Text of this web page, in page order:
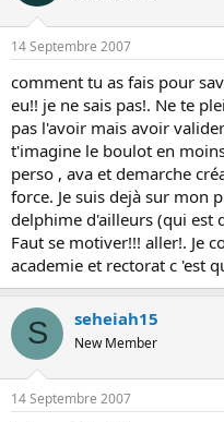
14 Septembre 2007
comment tu as fais pour
eu!! je ne sais pas!. Ne te
pas l'avoir mais avoir
t'imagine le boulot en
perso , ava et demarche
force. Je suis dejà sur mon
delphime d'ailleurs (qui est
Faut se motiver!!! aller!. Je
academie et rectorat c 'est
S seheiah15
New Member
14 Septembre 2007